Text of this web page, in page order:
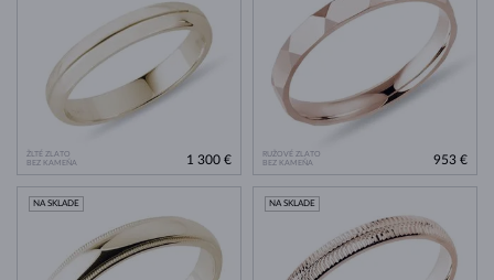
ŽLTÉ ZLATO
BEZ KAMEŇA
1 300 €
RUŽOVÉ ZLATO
BEZ KAMEŇA
953 €
NA SKLADE NA SKLADE